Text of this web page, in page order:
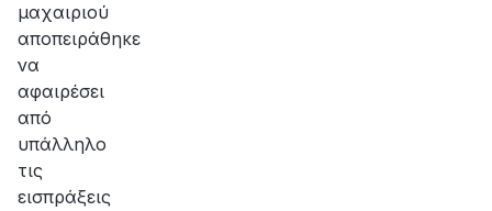
μαχαιριού
αποπειράθηκε
να
αφαιρέσει
από
υπάλληλο
τις
εισπράξεις